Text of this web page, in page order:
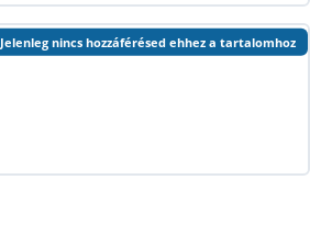
Jelenleg nincs hozzáférésed ehhez a tartalomhoz